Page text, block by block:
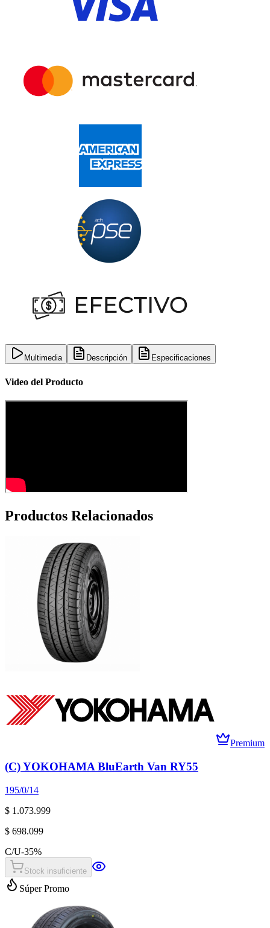
Multimedia Descripción Especificaciones
Video del Producto
Productos Relacionados
Premium
(C) YOKOHAMA BluEarth Van RY55
195/0/14
$ 1.073.999
$ 698.099
C/U-35%
Stock insuficiente
Súper Promo